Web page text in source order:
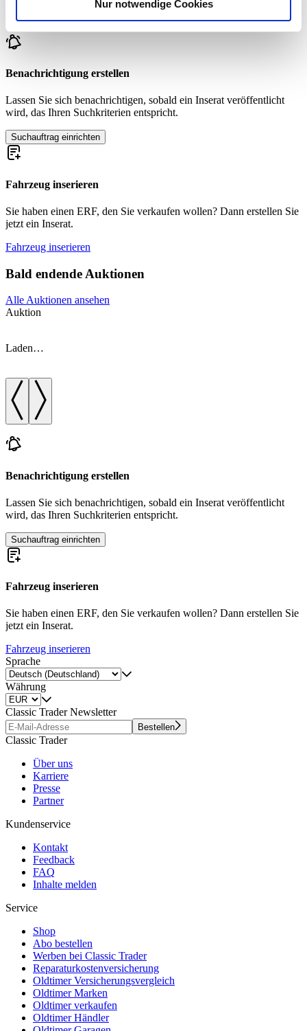
Verwendung unserer Website an unsere Partner für
soziale Medien, Werbung und Analysen weiter. Unsere
Partner führen diese Informationen möglicherweise mit
haben oder die sie im Rahmen Ihrer Nutzung der Dienste
Nur notwendige Cookies
Benachrichtigung erstellen
Lassen Sie sich benachrichtigen, sobald ein Inserat veröffentlicht
wird, das Ihren Suchkriterien entspricht.
Suchauftrag einrichten
Fahrzeug inserieren
Sie haben einen ERF, den Sie verkaufen wollen? Dann erstellen Sie
jetzt ein Inserat.
Fahrzeug inserieren
Bald endende Auktionen
Alle Auktionen ansehen
Auktion
Laden…
Benachrichtigung erstellen
Lassen Sie sich benachrichtigen, sobald ein Inserat veröffentlicht
wird, das Ihren Suchkriterien entspricht.
Suchauftrag einrichten
Fahrzeug inserieren
Sie haben einen ERF, den Sie verkaufen wollen? Dann erstellen Sie
jetzt ein Inserat.
Fahrzeug inserieren
Sprache
Währung
Classic Trader Newsletter
Bestellen
Classic Trader
Über uns
Karriere
Presse
Partner
Kundenservice
Kontakt
Feedback
FAQ
Inhalte melden
Service
Shop
Abo bestellen
Werben bei Classic Trader
Reparaturkostenversicherung
Oldtimer Versicherungsvergleich
Oldtimer Marken
Oldtimer verkaufen
Oldtimer Händler